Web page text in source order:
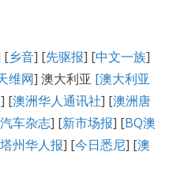
[乡音] [先驱报] [中文一族]
维网] 澳大利亚 [澳大利亚
] [澳洲华人通讯社] [澳洲唐
车杂志] [新市场报] [BQ澳
塔州华人报] [今日悉尼] [澳